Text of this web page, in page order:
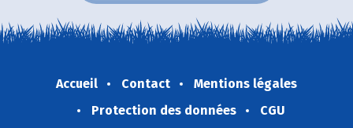
Accueil Contact
Mentions légales
Protection des données
CGU